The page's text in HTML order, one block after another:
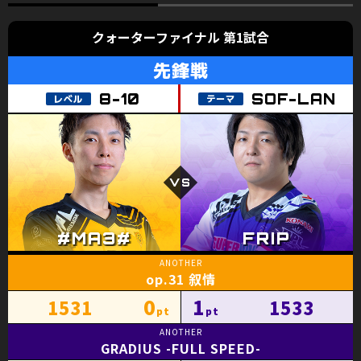
クォーターファイナル 第1試合
先鋒戦
8-10 SOF-LAN
op.31 叙情
1531 0 1533
1
GRADIUS -FULL SPEED-